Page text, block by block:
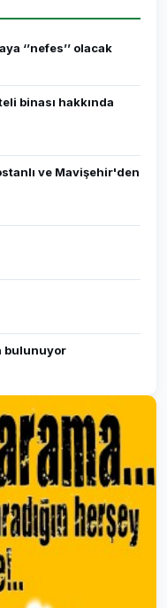
‘’nefes’’ olacak
binası hakkında
ve Mavişehir'den
bulunuyor